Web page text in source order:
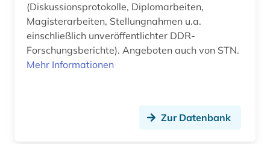
august von (1)
augustinus (1)
auktionskatalog (2)
(Diskussionsprotokolle, Diplomarbeiten,
Magisterarbeiten, Stellungnahmen u.a.
einschließlich unveröffentlichter DDR-
Forschungsberichte). Angeboten auch von STN.
Mehr Informationen
Zur Datenbank